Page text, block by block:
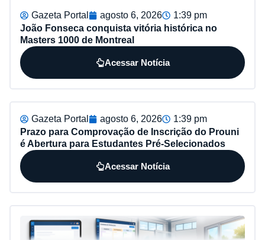
Gazeta Portal agosto 6, 2026
1:39 pm
João Fonseca conquista vitória histórica no
Masters 1000 de Montreal
Acessar Notícia
Gazeta Portal agosto 6, 2026
1:39 pm
Prazo para Comprovação de Inscrição do Prouni
é Abertura para Estudantes Pré-Selecionados
Acessar Notícia